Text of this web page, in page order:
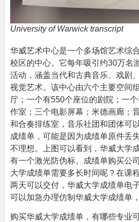
University of Warwick transcript
华威艺术中心是一个多场馆艺术综
校区的中心。它每年吸引约30万名
活动，涵盖当代和古典音乐、戏剧
视觉艺术。该中心由六个主要空间
厅；一个有550个座位的剧院；一
作室；三个电影屏幕；米德画廊；
和合奏排练室，音乐社团和团体可
成绩单，可能是因为成绩单原件丢
不理想。上图可以看到，华威大学
有一个激光防伪标。
成绩单购买公司
大学成绩单需要多长时间呢？在课
两天可以交付，华威大学成绩单电
可以加急办理仿制华威大学成绩单
购买华威大学成绩单，有哪些专业